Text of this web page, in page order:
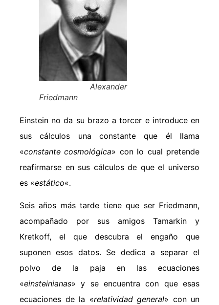
Alexander
Friedmann
Einstein no da su brazo a torcer e introduce en
sus cálculos una constante que él llama
«constante cosmológica» con lo cual pretende
reafirmarse en sus cálculos de que el universo
es «estático«.
Seis años más tarde tiene que ser Friedmann,
acompañado por sus amigos Tamarkin y
Kretkoff, el que descubra el engaño que
suponen esos datos. Se dedica a separar el
polvo de la paja en las ecuaciones
«einsteinianas» y se encuentra con que esas
ecuaciones de la «relatividad general» con un